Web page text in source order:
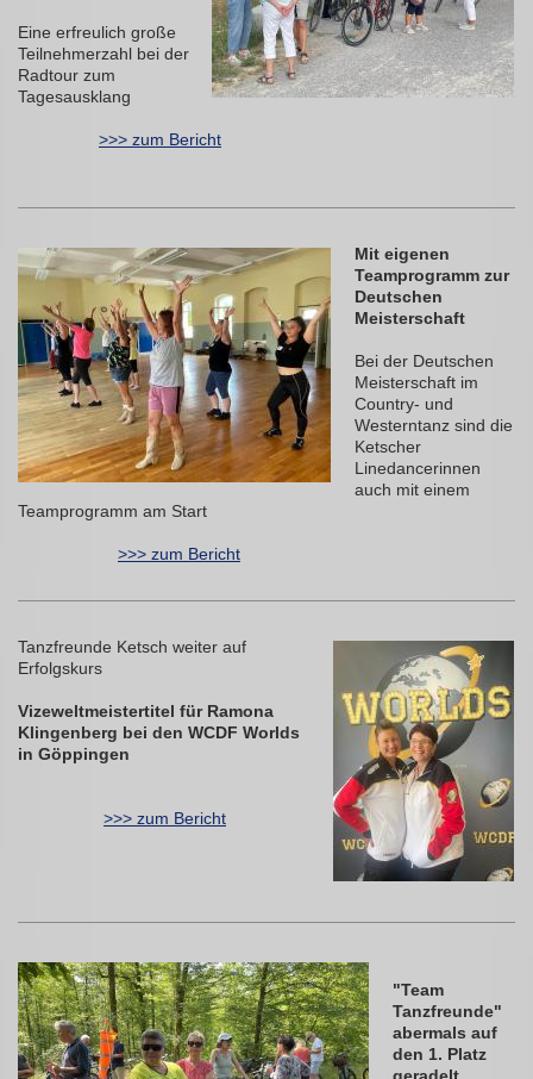
Eine erfreulich große
Teilnehmerzahl bei der
Radtour zum
Tagesausklang
>>> zum Bericht
Mit eigenen
Teamprogramm zur
Deutschen
Meisterschaft
Bei der Deutschen
Meisterschaft im
Country- und
Westerntanz sind die
Ketscher
Linedancerinnen
auch mit einem
Teamprogramm am Start
>>> zum Bericht
Tanzfreunde Ketsch weiter auf
Erfolgskurs
Vizeweltmeistertitel für Ramona
Klingenberg bei den WCDF Worlds
in Göppingen
>>> zum Bericht
"Team
Tanzfreunde"
abermals auf
den 1. Platz
geradelt